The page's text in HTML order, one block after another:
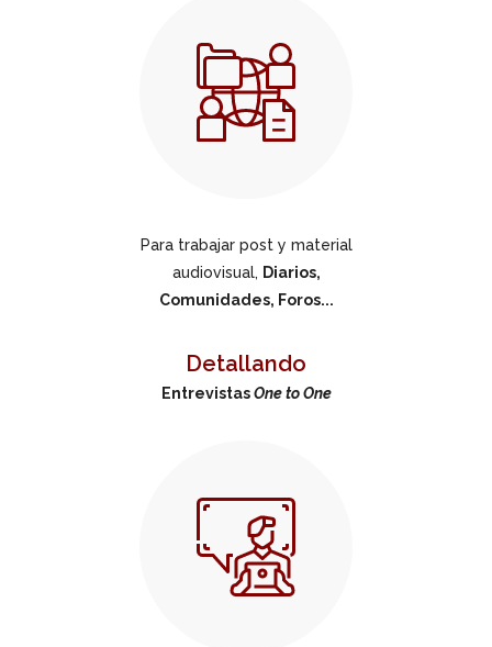
Para trabajar post y material
audiovisual, Diarios,
Comunidades, Foros...
Detallando
EntrevistasOne to One